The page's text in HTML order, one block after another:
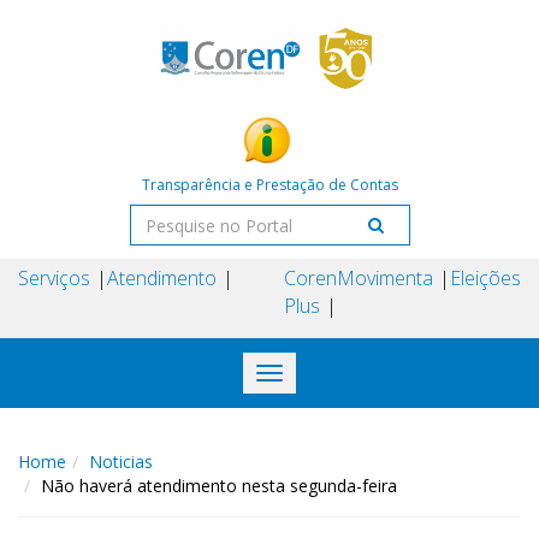
Transparência e Prestação de Contas
Serviços Atendimento
Coren
Plus
Movimenta Eleições
Toggle
navigation
Home
Noticias
Não haverá atendimento nesta segunda-feira